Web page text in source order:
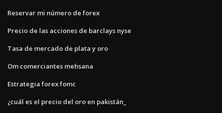
Reservar mi número de forex
Precio de las acciones de barclays nyse
Tasa de mercado de plata y oro
Om comerciantes mehsana
Estrategia forex fomc
¿cuál es el precio del oro en pakistán_